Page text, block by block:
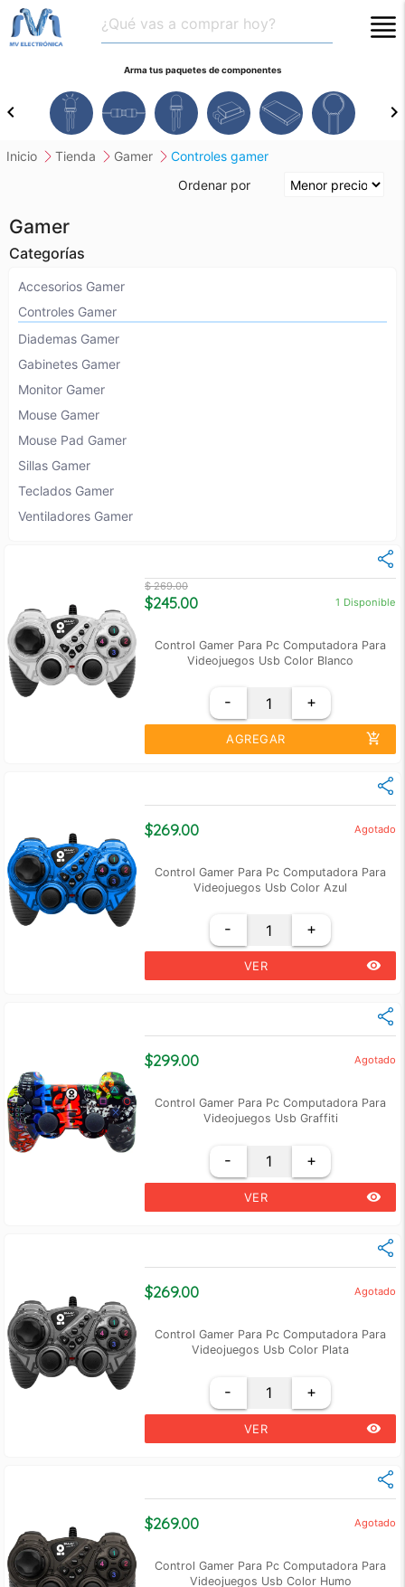
Arma tus paquetes de componentes
chevron_left chevron_right
inicio tienda gamer
controles gamer
Ordenar por
Gamer
Categorías
Accesorios Gamer
Controles Gamer
Diademas Gamer
Gabinetes Gamer
Monitor Gamer
Mouse Gamer
Mouse Pad Gamer
Sillas Gamer
Teclados Gamer
Ventiladores Gamer
$ 269.00
$245.00 1 Disponible
Control Gamer Para Pc Computadora Para
Videojuegos Usb Color Blanco
- +
AGREGAR add_shopping_cart
$269.00 Agotado
Control Gamer Para Pc Computadora Para
Videojuegos Usb Color Azul
- +
VER remove_red_eye
$299.00 Agotado
Control Gamer Para Pc Computadora Para
Videojuegos Usb Graffiti
- +
VER remove_red_eye
$269.00 Agotado
Control Gamer Para Pc Computadora Para
Videojuegos Usb Color Plata
- +
VER remove_red_eye
$269.00 Agotado
Control Gamer Para Pc Computadora Para
Videojuegos Usb Color Humo